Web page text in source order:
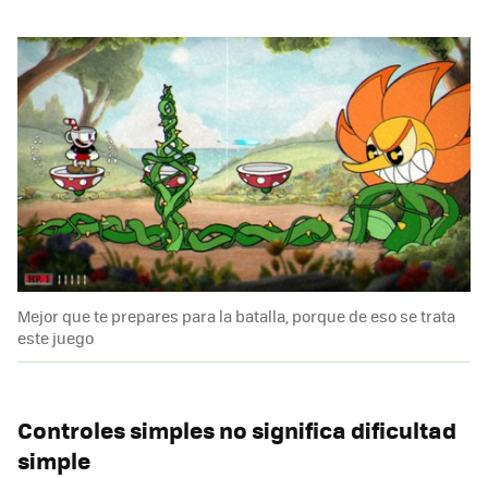
Mejor que te prepares para la batalla, porque de eso se trata
este juego
Controles simples no significa dificultad
simple